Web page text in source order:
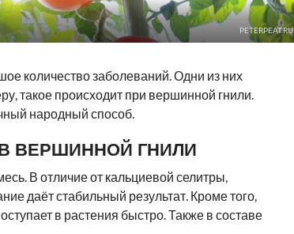
PETERPEAT.RU
количество заболеваний. Одни из них
такое происходит при вершинной гнили.
народный способ.
ВЕРШИННОЙ ГНИЛИ
В отличие от кальциевой селитры,
даёт стабильный результат. Кроме того,
в растения быстро. Также в составе